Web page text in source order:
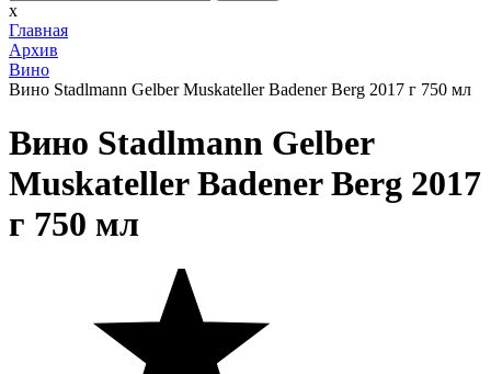
x
Главная
Архив
Вино
Вино Stadlmann Gelber Muskateller Badener Berg 2017 г 750 мл
Вино Stadlmann Gelber
Muskateller Badener Berg 2017
г 750 мл